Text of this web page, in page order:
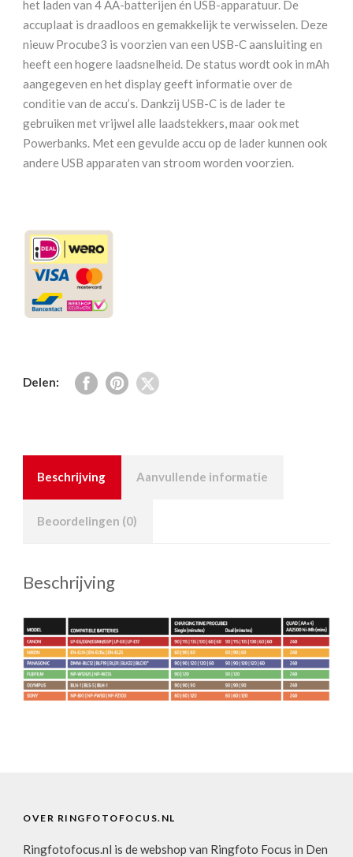
het laden van 4 AA-batterijen én USB-apparatuur. De
accuplaat is draadloos en gemakkelijk te verwisselen. Deze
nieuw Procube3 is voorzien van een USB-C aansluiting en
heeft een hogere laadsnelheid. De status wordt ook in mAh
aangegeven en het display geeft informatie over de
conditie van de accu’s. Dankzij USB-C is de lader te
gebruiken met vrijwel alle laadstekkers, maar ook met
Powerbanks. Met een gevulde accu op de lader kunnen ook
andere USB apparaten van stroom worden voorzien.
Delen:
Beschrijving Aanvullende informatie
Beoordelingen (0)
Beschrijving
OVER RINGFOTOFOCUS.NL
Ringfotofocus.nl is de webshop van Ringfoto Focus in Den